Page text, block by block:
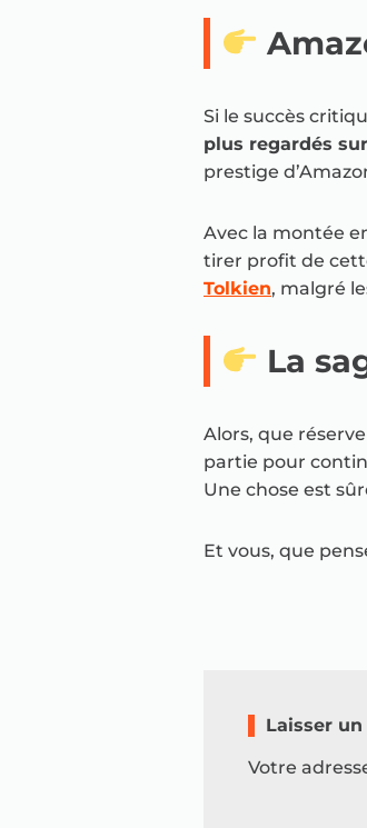
Si le succès
plus regardés
prestige
Avec la montée
tirer profit de
Tolkien, malgré
La
Alors, que
partie pour
Une chose est
Et vous, que
Laisser
Votre